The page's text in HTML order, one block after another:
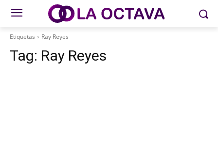
Etiquetas Ray Reyes
Tag: Ray Reyes